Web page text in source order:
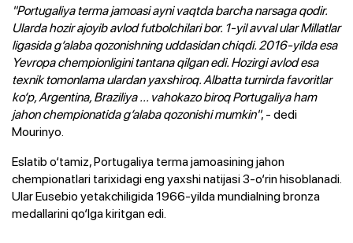
"Portugaliya terma jamoasi ayni vaqtda barcha narsaga qodir.
Ularda hozir ajoyib avlod futbolchilari bor. 1-yil avval ular Millatlar
ligasida g‘alaba qozonishning uddasidan chiqdi. 2016-yilda esa
Yevropa chempionligini tantana qilgan edi. Hozirgi avlod esa
texnik tomonlama ulardan yaxshiroq. Albatta turnirda favoritlar
ko‘p, Argentina, Braziliya ... vahokazo biroq Portugaliya ham
jahon chempionatida g‘alaba qozonishi mumkin", - dedi
Mourinyo.
Eslatib o‘tamiz, Portugaliya terma jamoasining jahon
chempionatlari tarixidagi eng yaxshi natijasi 3-o‘rin hisoblanadi.
Ular Eusebio yetakchiligida 1966-yilda mundialning bronza
medallarini qo‘lga kiritgan edi.